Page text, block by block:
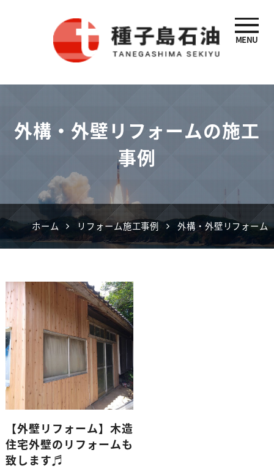
種子島石油
MENU
外構・外壁リフォームの施工
事例
ホーム リフォーム施工事例 外構・外壁リフォーム
【外壁リフォーム】木造
住宅外壁のリフォームも
致します♬